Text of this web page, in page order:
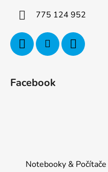
775 124 952
Facebook
Notebooky & Počítače